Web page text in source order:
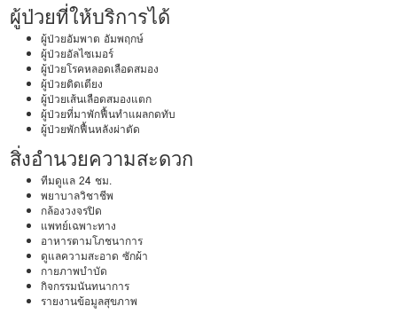
ผู้ป่วยที่ให้บริการได้
ผู้ป่วยอัมพาต อัมพฤกษ์
ผู้ป่วยอัลไซเมอร์
ผู้ป่วยโรคหลอดเลือดสมอง
ผู้ป่วยติดเตียง
ผู้ป่วยเส้นเลือดสมองแตก
ผู้ป่วยที่มาพักฟื้นทำแผลกดทับ
ผู้ป่วยพักฟื้นหลังผ่าตัด
สิ่งอำนวยความสะดวก
ทีมดูแล 24 ชม.
พยาบาลวิชาชีพ
กล้องวงจรปิด
แพทย์เฉพาะทาง
อาหารตามโภชนาการ
ดูแลความสะอาด ซักผ้า
กายภาพบำบัด
กิจกรรมนันทนาการ
รายงานข้อมูลสุขภาพ